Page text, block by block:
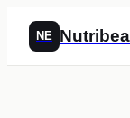
NE